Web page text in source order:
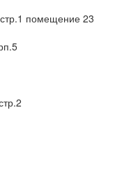
помещение 23